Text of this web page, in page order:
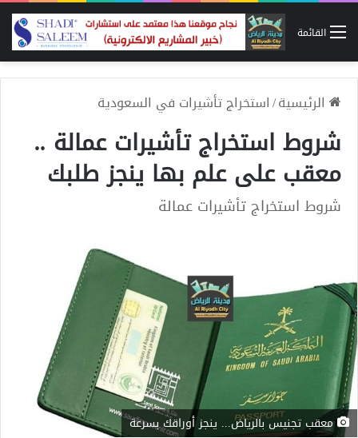
القائمة
الرئيسية/استخراج تأشيرات في السعودية
شروط استخراج تأشيرات عمالة ..
معقب على علم بها ينجز طلبك
شروط استخراج تأشيرات عمالة
معقب تجنيس بالرياض... ينجز أوراقك بسرعة